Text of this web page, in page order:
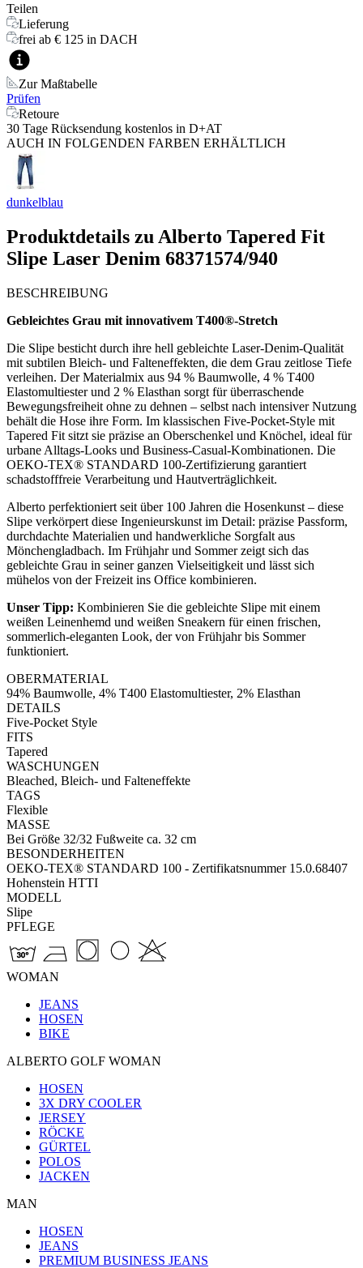
Teilen
Lieferung
frei ab € 125 in DACH
Zur Maßtabelle
Prüfen
Retoure
30 Tage Rücksendung kostenlos in D+AT
AUCH IN FOLGENDEN FARBEN ERHÄLTLICH
dunkelblau
Produktdetails zu Alberto Tapered Fit
Slipe Laser Denim 68371574/940
BESCHREIBUNG
Gebleichtes Grau mit innovativem T400®-Stretch
Die Slipe besticht durch ihre hell gebleichte Laser-Denim-Qualität
mit subtilen Bleich- und Falteneffekten, die dem Grau zeitlose Tiefe
verleihen. Der Materialmix aus 94 % Baumwolle, 4 % T400
Elastomultiester und 2 % Elasthan sorgt für überraschende
Bewegungsfreiheit ohne zu dehnen – selbst nach intensiver Nutzung
behält die Hose ihre Form. Im klassischen Five-Pocket-Style mit
Tapered Fit sitzt sie präzise an Oberschenkel und Knöchel, ideal für
urbane Alltags-Looks und Business-Casual-Kombinationen. Die
OEKO-TEX® STANDARD 100-Zertifizierung garantiert
schadstofffreie Verarbeitung und Hautverträglichkeit.
Alberto perfektioniert seit über 100 Jahren die Hosenkunst – diese
Slipe verkörpert diese Ingenieurskunst im Detail: präzise Passform,
durchdachte Materialien und handwerkliche Sorgfalt aus
Mönchengladbach. Im Frühjahr und Sommer zeigt sich das
gebleichte Grau in seiner ganzen Vielseitigkeit und lässt sich
mühelos von der Freizeit ins Office kombinieren.
Unser Tipp: Kombinieren Sie die gebleichte Slipe mit einem
weißen Leinenhemd und weißen Sneakern für einen frischen,
sommerlich-eleganten Look, der von Frühjahr bis Sommer
funktioniert.
OBERMATERIAL
94% Baumwolle, 4% T400 Elastomultiester, 2% Elasthan
DETAILS
Five-Pocket Style
FITS
Tapered
WASCHUNGEN
Bleached, Bleich- und Falteneffekte
TAGS
Flexible
MASSE
Bei Größe 32/32 Fußweite ca. 32 cm
BESONDERHEITEN
OEKO-TEX® STANDARD 100 - Zertifikatsnummer 15.0.68407
Hohenstein HTTI
MODELL
Slipe
PFLEGE
WOMAN
JEANS
HOSEN
BIKE
ALBERTO GOLF WOMAN
HOSEN
3X DRY COOLER
JERSEY
RÖCKE
GÜRTEL
POLOS
JACKEN
MAN
HOSEN
JEANS
PREMIUM BUSINESS JEANS